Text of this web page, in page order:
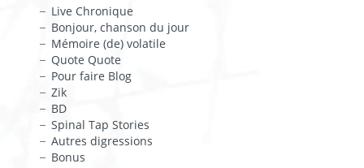
Live Chronique
Bonjour, chanson du jour
Mémoire (de) volatile
Quote Quote
Pour faire Blog
Zik
BD
Spinal Tap Stories
Autres digressions
Bonus